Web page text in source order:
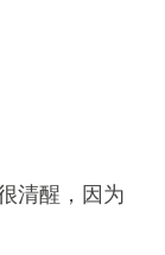
清醒，因为